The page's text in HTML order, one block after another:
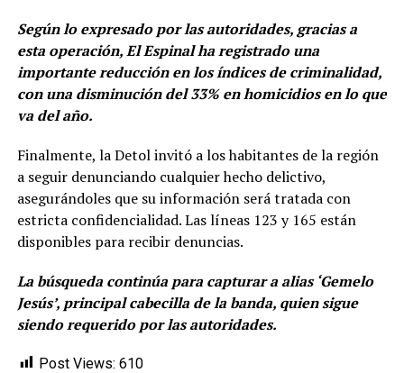
Según lo expresado por las autoridades, gracias a
esta operación, El Espinal ha registrado una
importante reducción en los índices de criminalidad,
con una disminución del 33% en homicidios en lo que
va del año.
Finalmente, la Detol invitó a los habitantes de la región
a seguir denunciando cualquier hecho delictivo,
asegurándoles que su información será tratada con
estricta confidencialidad. Las líneas 123 y 165 están
disponibles para recibir denuncias.
La búsqueda continúa para capturar a alias ‘Gemelo
Jesús’, principal cabecilla de la banda, quien sigue
siendo requerido por las autoridades.
Post Views: 610